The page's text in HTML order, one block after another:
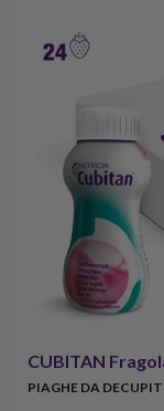
CUBITAN
PIAGHE DA